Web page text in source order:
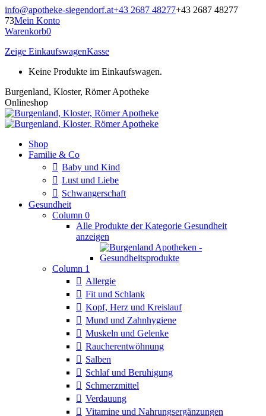
Zum
Inhalt
springen
info@apotheke-siegendorf.at+43 2687 48277+43 2687 48277
73Mein Konto
Warenkorb0
Zeige EinkaufswagenKasse
Keine Produkte im Einkaufswagen.
Burgenland, Kloster, Römer Apotheke
Onlineshop
Shop
Familie & Co
Baby und Kind
Lust und Liebe
Schwangerschaft
Gesundheit
Column 0
Alle Produkte der Kategorie Gesundheit
anzeigen
Column 1
Allergie
Fit und Schlank
Kopf, Herz und Kreislauf
Mund und Zahnhygiene
Muskeln und Gelenke
Raucherentwöhnung
Salben
Schlaf und Beruhigung
Schmerzmittel
Verdauung
Vitamine und Nahrungsergänzungen